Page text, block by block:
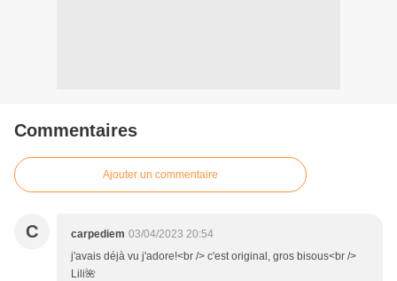
Commentaires
Ajouter un commentaire
C carpediem 03/04/2023 20:54
j'avais déjà vu j'adore!<br /> c'est original, gros bisous<br />
Lili🌺